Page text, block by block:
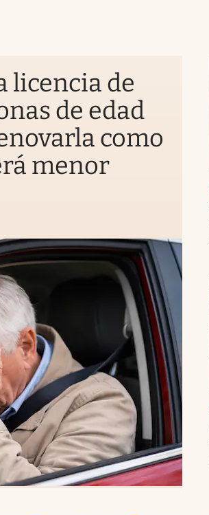
licencia de
de edad
como
menor